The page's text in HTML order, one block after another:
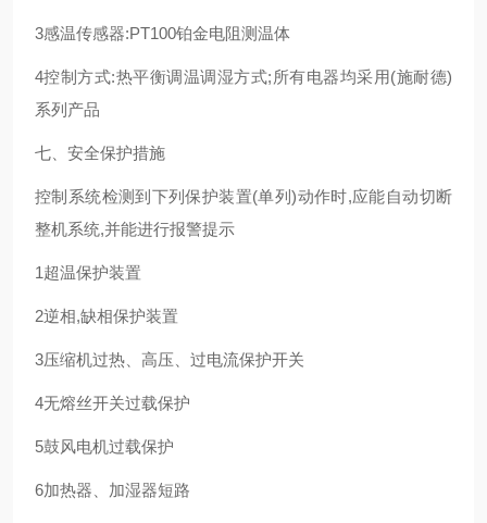
3感温传感器:PT100铂金电阻测温体
4控制方式:热平衡调温调湿方式;所有电器均采用(施耐德)
系列产品
七、安全保护措施
控制系统检测到下列保护装置(单列)动作时,应能自动切断
整机系统,并能进行报警提示
1超温保护装置
2逆相,缺相保护装置
3压缩机过热、高压、过电流保护开关
4无熔丝开关过载保护
5鼓风电机过载保护
6加热器、加湿器短路